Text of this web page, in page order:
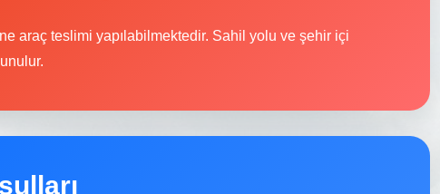
araç teslimi yapılabilmektedir. Sahil yolu ve şehir içi